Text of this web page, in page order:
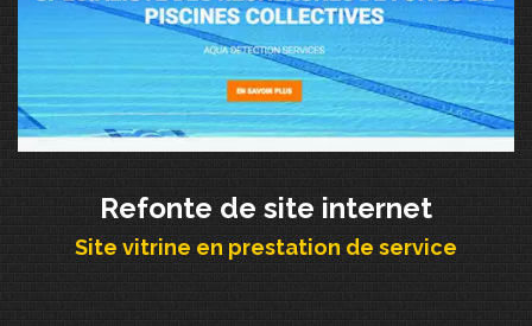
Refonte de site internet
Site vitrine en prestation de service